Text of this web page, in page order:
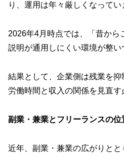
り、運用は年々厳しくなってい
2026年4月時点では、「昔から
説明が通用しにくい環境が整い
結果として、企業側は残業を
労働時間と収入の関係を見直す
副業・兼業とフリーランスの位
近年、副業・兼業の広がりと